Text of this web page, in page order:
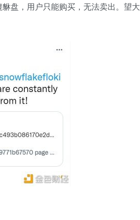
盘，用户只能购买，无法卖出。望大